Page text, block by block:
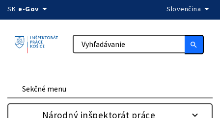
Preskočiť na obsah
SK e-Govarrow_drop_down Slovenčina arrow_drop_down
search
Sekčné menu
Národný inšpektorát práce